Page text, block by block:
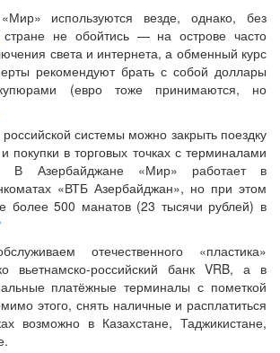
используются везде, однако, без
не обойтись — на острове часто
света и интернета, а обменный курс
рекомендуют брать с собой доллары
(евро тоже принимаются, но
системы можно закрыть поездку
покупки в торговых точках с терминалами
В Азербайджане «Мир» работает в
«ВТБ Азербайджан», но при этом
более 500 манатов (23 тысячи рублей) в
отечественного «пластика»
вьетнамско-российский банк VRB, а в
платёжные терминалы с пометкой
этого, снять наличные и расплатиться
возможно в Казахстане, Таджикистане,